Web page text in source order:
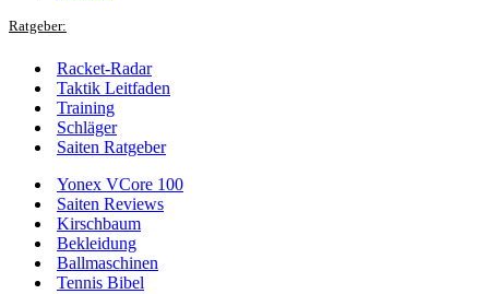
Ratgeber:
Racket-Radar
Taktik Leitfaden
Training
Schläger
Saiten Ratgeber
Yonex VCore 100
Saiten Reviews
Kirschbaum
Bekleidung
Ballmaschinen
Tennis Bibel